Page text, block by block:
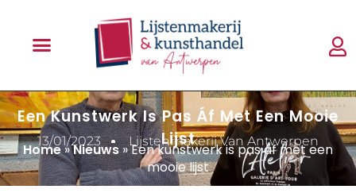
Een Kunstwerk Is Pas Áf Met Een Mooie
Lijst
13/01/2023 Lijstenmakerij Van Antwerpen
Home»Nieuws»Een kunstwerk is pas áf met een
mooie lijst